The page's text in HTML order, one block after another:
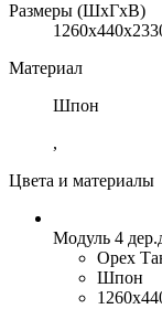
Размеры (ШхГхВ)
Материал
Шпон
,
Цвета и материалы
Модуль 4
Орех
Шпон